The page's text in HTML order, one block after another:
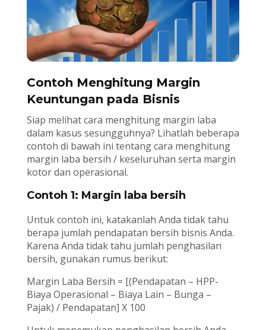
Contoh Menghitung Margin
Keuntungan pada Bisnis
Siap melihat cara menghitung margin laba
dalam kasus sesungguhnya? Lihatlah beberapa
contoh di bawah ini tentang cara menghitung
margin laba bersih / keseluruhan serta margin
kotor dan operasional.
Contoh 1: Margin laba bersih
Untuk contoh ini, katakanlah Anda tidak tahu
berapa jumlah pendapatan bersih bisnis Anda.
Karena Anda tidak tahu jumlah penghasilan
bersih, gunakan rumus berikut:
Margin Laba Bersih = [(Pendapatan – HPP-
Biaya Operasional – Biaya Lain – Bunga –
Pajak) / Pendapatan] X 100